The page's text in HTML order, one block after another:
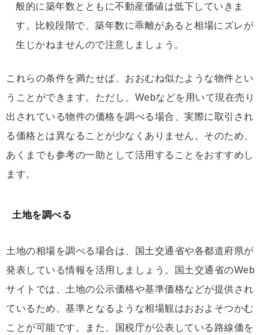
般的に築年数とともに不動産価値は低下していきま
す。比較段階で、築年数に乖離があると相場にズレが
生じかねませんので注意しましょう。
これらの条件を満たせば、おおむね似たような物件とい
うことができます。ただし、Webなどを用いて現在売り
出されている物件の価格を調べる場合、実際に取引され
る価格とは異なることが少なくありません。そのため、
あくまでも参考の一助として活用することをおすすめし
ます。
土地を調べる
土地の相場を調べる場合は、国土交通省や各都道府県が
発表している情報を活用しましょう。国土交通省のWeb
サイトでは、土地の公示価格や基準価格などが提供され
ているため、基準となるような相場観はおおよそつかむ
ことが可能です。また、国税庁が公表している路線価を